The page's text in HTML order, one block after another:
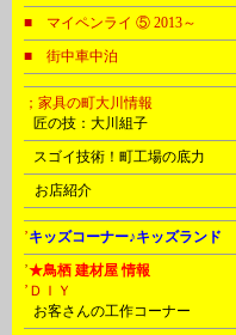
■ マイペンライ ⑤ 2013～
■ 街中車中泊
；家具の町大川情報
匠の技：大川組子
スゴイ技術！町工場の底力
お店紹介
’キッズコーナー♪キッズランド
’★鳥栖 建材屋 情報
’ＤＩＹ
お客さんの工作コーナー